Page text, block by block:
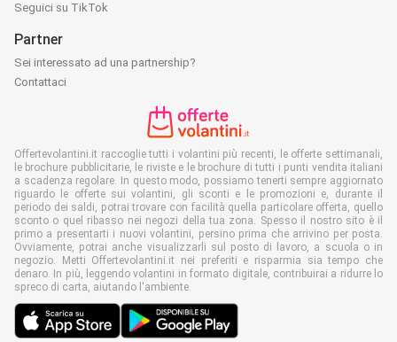
Seguici su TikTok
Partner
Sei interessato ad una partnership?
Contattaci
Offertevolantini.it raccoglie tutti i volantini più recenti, le offerte settimanali,
le brochure pubblicitarie, le riviste e le brochure di tutti i punti vendita italiani
a scadenza regolare. In questo modo, possiamo tenerti sempre aggiornato
riguardo le offerte sui volantini, gli sconti e le promozioni e, durante il
periodo dei saldi, potrai trovare con facilità quella particolare offerta, quello
sconto o quel ribasso nei negozi della tua zona. Spesso il nostro sito è il
primo a presentarti i nuovi volantini, persino prima che arrivino per posta.
Ovviamente, potrai anche visualizzarli sul posto di lavoro, a scuola o in
negozio. Metti Offertevolantini.it nei preferiti e risparmia sia tempo che
denaro. In più, leggendo volantini in formato digitale, contribuirai a ridurre lo
spreco di carta, aiutando l'ambiente.